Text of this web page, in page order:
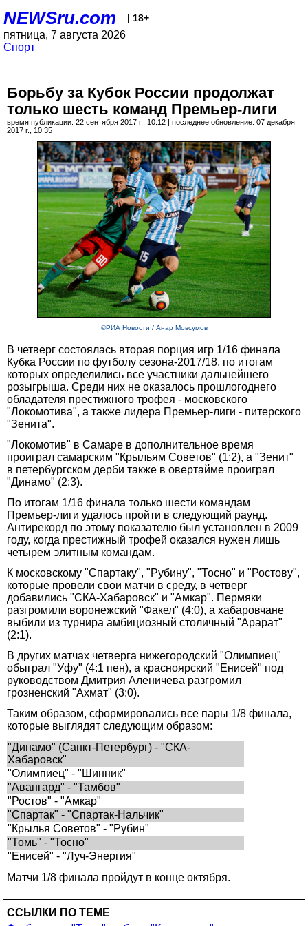
NEWSru.com | 18+
пятница, 7 августа 2026
Спорт
Борьбу за Кубок России продолжат
только шесть команд Премьер-лиги
время публикации: 22 сентября 2017 г., 10:12 | последнее обновление: 07 декабря
2017 г., 10:35
©РИА Новости / Анар Мовсумов
В четверг состоялась вторая порция игр 1/16 финала
Кубка России по футболу сезона-2017/18, по итогам
которых определились все участники дальнейшего
розыгрыша. Среди них не оказалось прошлогоднего
обладателя престижного трофея - московского
"Локомотива", а также лидера Премьер-лиги - питерского
"Зенита".
"Локомотив" в Самаре в дополнительное время
проиграл самарским "Крыльям Советов" (1:2), а "Зенит"
в петербургском дерби также в овертайме проиграл
"Динамо" (2:3).
По итогам 1/16 финала только шести командам
Премьер-лиги удалось пройти в следующий раунд.
Антирекорд по этому показателю был установлен в 2009
году, когда престижный трофей оказался нужен лишь
четырем элитным командам.
К московскому "Спартаку", "Рубину", "Тосно" и "Ростову",
которые провели свои матчи в среду, в четверг
добавились "СКА-Хабаровск" и "Амкар". Пермяки
разгромили воронежский "Факел" (4:0), а хабаровчане
выбили из турнира амбициозный столичный "Арарат"
(2:1).
В других матчах четверга нижегородский "Олимпиец"
обыграл "Уфу" (4:1 пен), а красноярский "Енисей" под
руководством Дмитрия Аленичева разгромил
грозненский "Ахмат" (3:0).
Таким образом, сформировались все пары 1/8 финала,
которые выглядят следующим образом:
"Динамо" (Санкт-Петербург) - "СКА-
Хабаровск"
"Олимпиец" - "Шинник"
"Авангард" - "Тамбов"
"Ростов" - "Амкар"
"Спартак" - "Спартак-Нальчик"
"Крылья Советов" - "Рубин"
"Томь" - "Тосно"
"Енисей" - "Луч-Энергия"
Матчи 1/8 финала пройдут в конце октября.
ССЫЛКИ ПО ТЕМЕ